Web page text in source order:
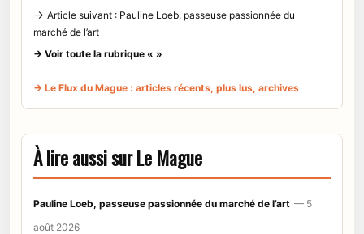
→ Article suivant : Pauline Loeb, passeuse passionnée du
marché de l’art
→ Voir toute la rubrique « »
→ Le Flux du Mague : articles récents, plus lus, archives
À lire aussi sur Le Mague
Pauline Loeb, passeuse passionnée du marché de l’art — 5
août 2026